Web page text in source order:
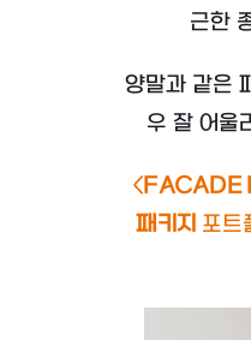
근한
양말과 같은
우 잘 어울
<FACADE
패키지 포트